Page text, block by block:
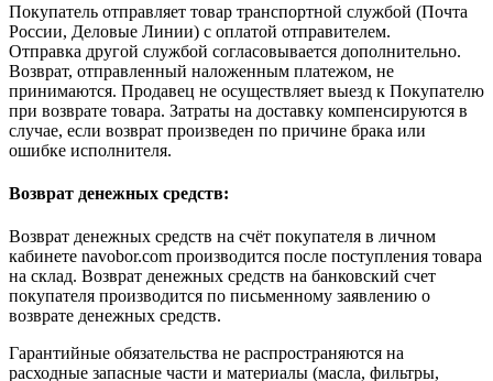
Покупатель отправляет товар транспортной службой (Почта
России, Деловые Линии) с оплатой отправителем.
Отправка другой службой согласовывается дополнительно.
Возврат, отправленный наложенным платежом, не
принимаются. Продавец не осуществляет выезд к Покупателю
при возврате товара. Затраты на доставку компенсируются в
случае, если возврат произведен по причине брака или
ошибке исполнителя.
Возврат денежных средств:
Возврат денежных средств на счёт покупателя в личном
кабинете navobor.com производится после поступления товара
на склад. Возврат денежных средств на банковский счет
покупателя производится по письменному заявлению о
возврате денежных средств.
Гарантийные обязательства не распространяются на
расходные запасные части и материалы (масла, фильтры,